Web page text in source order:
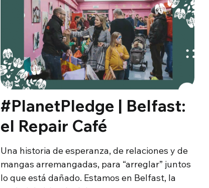
#PlanetPledge | Belfast:
el Repair Café
Una historia de esperanza, de relaciones y de
mangas arremangadas, para “arreglar” juntos
lo que está dañado. Estamos en Belfast, la